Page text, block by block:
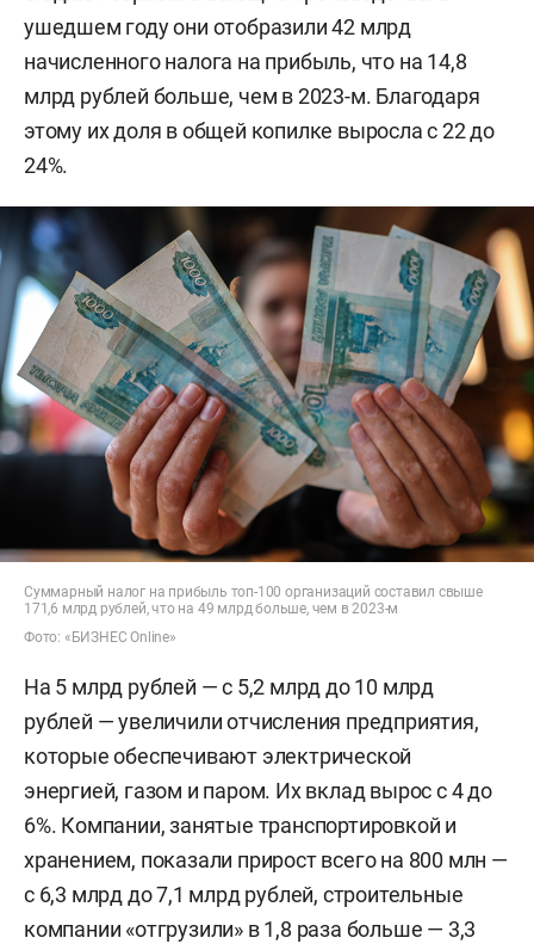
ушедшем году они отобразили 42 млрд
начисленного налога на прибыль, что на 14,8
млрд рублей больше, чем в 2023-м. Благодаря
этому их доля в общей копилке выросла с 22 до
24%.
Суммарный налог на прибыль топ-100 организаций составил свыше
171,6 млрд рублей, что на 49 млрд больше, чем в 2023-м
Фото: «БИЗНЕС Online»
На 5 млрд рублей — с 5,2 млрд до 10 млрд
рублей — увеличили отчисления предприятия,
которые обеспечивают электрической
энергией, газом и паром. Их вклад вырос с 4 до
6%. Компании, занятые транспортировкой и
хранением, показали прирост всего на 800 млн —
с 6,3 млрд до 7,1 млрд рублей, строительные
компании «отгрузили» в 1,8 раза больше — 3,3